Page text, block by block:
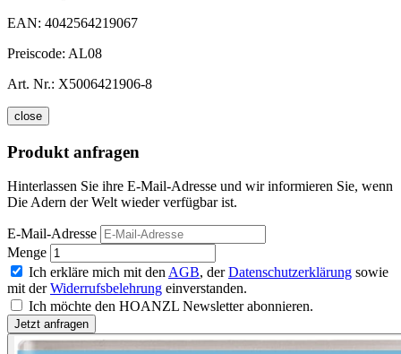
EAN: 4042564219067
Preiscode: AL08
Art. Nr.: X5006421906-8
close
Produkt anfragen
Hinterlassen Sie ihre E-Mail-Adresse und wir informieren Sie, wenn
Die Adern der Welt wieder verfügbar ist.
E-Mail-Adresse
Menge
Ich erkläre mich mit den AGB, derDatenschutzerklärung sowie
mit derWiderrufsbelehrung einverstanden.
Ich möchte den HOANZL Newsletter abonnieren.